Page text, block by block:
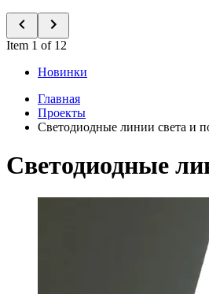
Item 1 of 12
Новинки
Главная
Проекты
Светодиодные линии света и
Светодиодные